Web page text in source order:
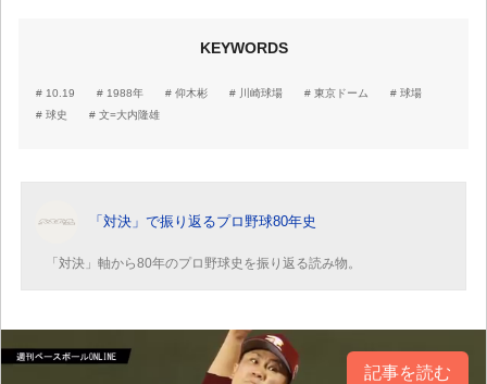
KEYWORDS
10.19 1988年 仰木彬 川崎球場 東京ドーム
球場
球史
文=大内隆雄
「対決」で振り返るプロ野球80年史
「対決」軸から80年のプロ野球史を振り返る読み物。
記事を読む